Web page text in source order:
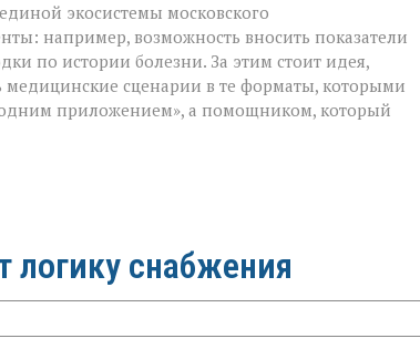
экосистемы московского
например, возможность вносить показатели
по истории болезни. За этим стоит идея,
медицинские сценарии в те форматы, которыми
одним приложением», а помощником, который
снабжения